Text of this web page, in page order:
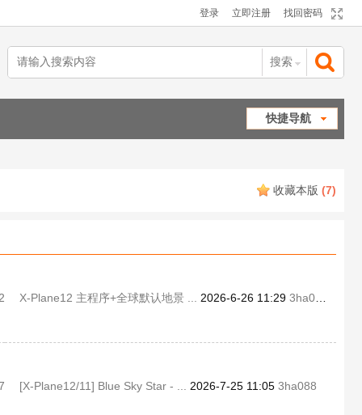
登录 立即注册 找回密码
搜索
快捷导航
收藏本版 (7)
X-Plane12 主程序+全球默认地景 ... 2026-6-26 11:29 3ha088
[X-Plane12/11] Blue Sky Star - ... 2026-7-25 11:05 3ha088